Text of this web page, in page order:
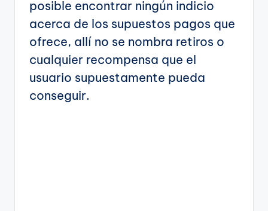
posible encontrar ningún indicio
acerca de los supuestos pagos que
ofrece, allí no se nombra retiros o
cualquier recompensa que el
usuario supuestamente pueda
conseguir.